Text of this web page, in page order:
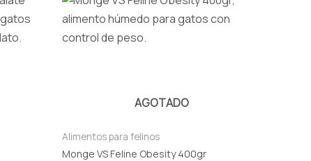
AGOTADO
Alimentos para felinos
Monge VS Feline Obesity 400gr